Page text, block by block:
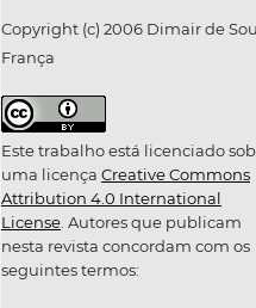
Copyright (c) 2006 Dimair de
França
Este trabalho está licenciado sob
uma licença Creative Commons
Attribution 4.0 International
License. Autores que publicam
nesta revista concordam com os
seguintes termos: